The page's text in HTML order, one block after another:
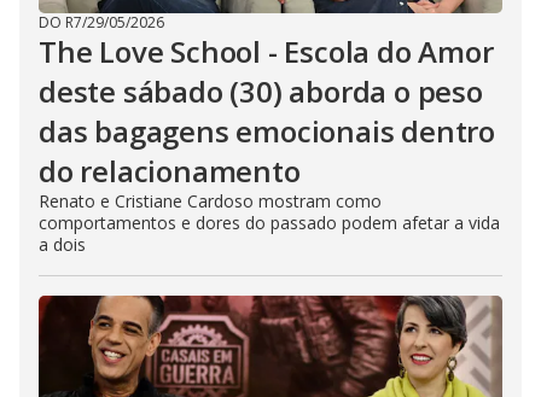
DO R7/29/05/2026
The Love School - Escola do Amor
deste sábado (30) aborda o peso
das bagagens emocionais dentro
do relacionamento
Renato e Cristiane Cardoso mostram como
comportamentos e dores do passado podem afetar a vida
a dois